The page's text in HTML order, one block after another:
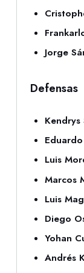
Jorge
Defensas
Kendrys
Luis
Marcos
Luis
Diego
Yohan
Andrés